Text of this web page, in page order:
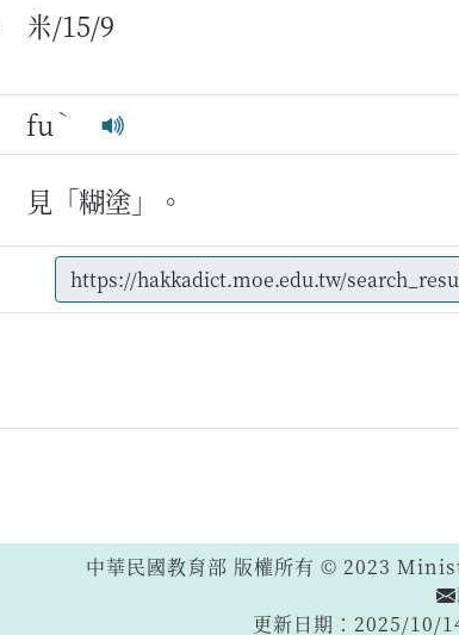
米/15/9
fu ˋ
見「糊塗」。
中華民國教育部 版權所有 © 2023
更新日期：2025/10/